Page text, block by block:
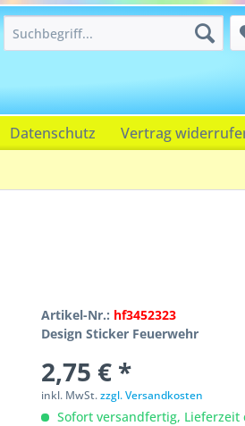
Datenschutz Vertrag
Artikel-Nr.: hf3452323
Design Sticker Feuerwehr
2,75 € *
inkl. MwSt.zzgl. Versandkosten
Sofort versandfertig, Lieferzeit